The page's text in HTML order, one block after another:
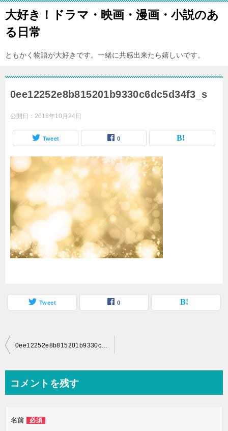
大好き！ドラマ・映画・漫画・小説のあ
る日常
ともかく物語が大好きです。一緒に共感出来たら嬉しいです。
0ee12252e8b815201b9330c6dc5d34f3_s
公開日： 2018年10月24日
Tweet 0
Tweet 0
投
ビ
ー
0ee12252e8b815201b9330c6dc5d34f3_s
コメントを残す
名前 必須